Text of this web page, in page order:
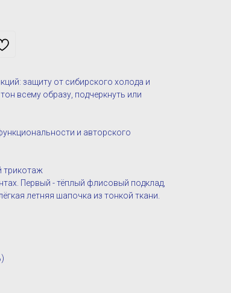
защиту от сибирского холода и
всему образу, подчеркнуть или
и авторского
трикотаж
Первый - тёплый флисовый подклад,
летняя шапочка из тонкой ткани.